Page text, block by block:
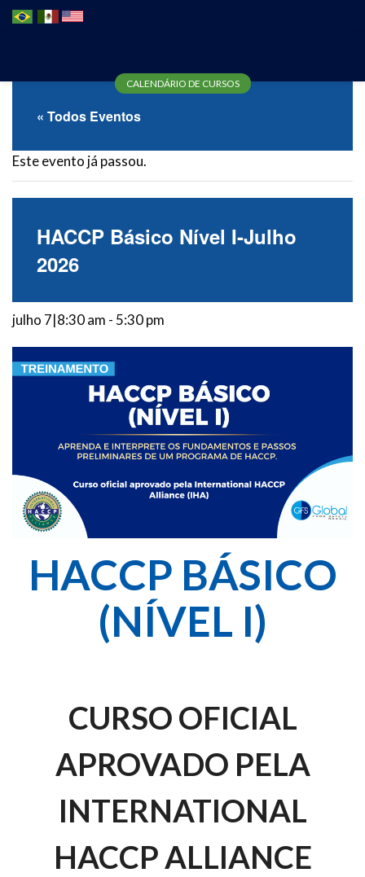
CALENDÁRIO DE CURSOS
« Todos Eventos
Este evento já passou.
HACCP Básico Nível I-Julho
2026
julho 7|8:30 am - 5:30 pm
HACCP BÁSICO
(NÍVEL I)
CURSO OFICIAL
APROVADO PELA
INTERNATIONAL
HACCP ALLIANCE